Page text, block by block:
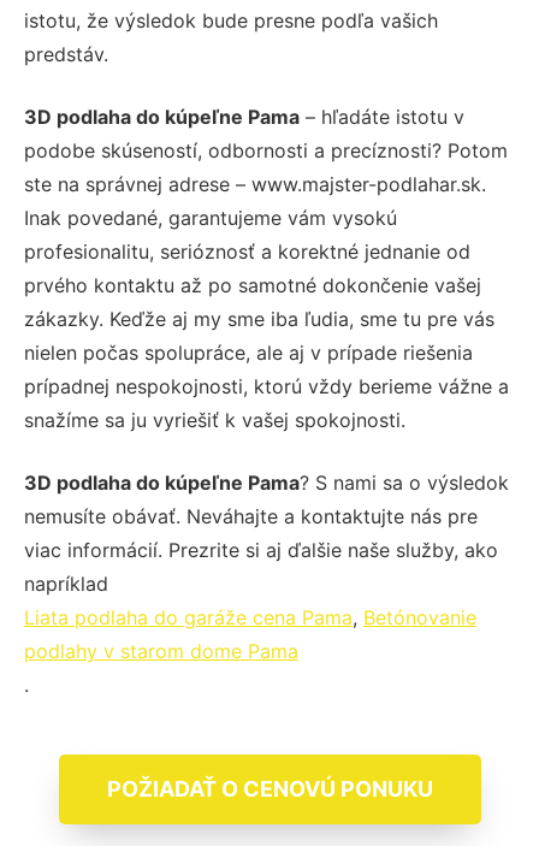
istotu, že výsledok bude presne podľa vašich
predstáv.
3D podlaha do kúpeľne Pama – hľadáte istotu v
podobe skúseností, odbornosti a precíznosti? Potom
ste na správnej adrese – www.majster-podlahar.sk.
Inak povedané, garantujeme vám vysokú
profesionalitu, serióznosť a korektné jednanie od
prvého kontaktu až po samotné dokončenie vašej
zákazky. Keďže aj my sme iba ľudia, sme tu pre vás
nielen počas spolupráce, ale aj v prípade riešenia
prípadnej nespokojnosti, ktorú vždy berieme vážne a
snažíme sa ju vyriešiť k vašej spokojnosti.
3D podlaha do kúpeľne Pama? S nami sa o výsledok
nemusíte obávať. Neváhajte a kontaktujte nás pre
viac informácií. Prezrite si aj ďalšie naše služby, ako
napríklad
Liata podlaha do garáže cena Pama, Betónovanie
podlahy v starom dome Pama
.
POŽIADAŤ O CENOVÚ PONUKU